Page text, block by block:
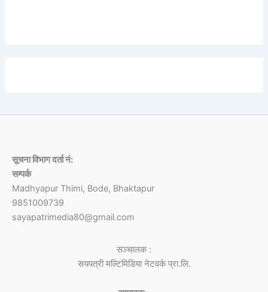
सूचना विभाग दर्ता नं:
सम्पर्क
Madhyapur Thimi, Bode, Bhaktapur
9851009739
sayapatrimedia80@gmail.com
सञ्चालक :
सयपत्री मल्टिमिडिया नेटवर्क प्रा.लि.